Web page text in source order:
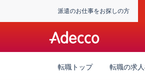
派遣のお仕事をお探しの方
転職トップ 転職の求